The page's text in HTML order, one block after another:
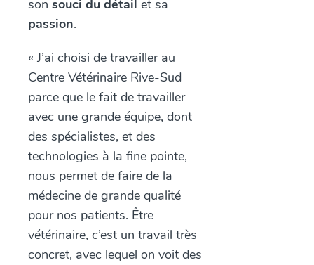
son souci du détail et sa
passion.
« J’ai choisi de travailler au
Centre Vétérinaire Rive-Sud
parce que le fait de travailler
avec une grande équipe, dont
des spécialistes, et des
technologies à la fine pointe,
nous permet de faire de la
médecine de grande qualité
pour nos patients. Être
vétérinaire, c’est un travail très
concret, avec lequel on voit des